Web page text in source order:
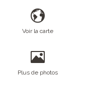
Voir la carte
Plus de photos